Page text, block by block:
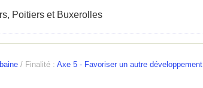
Poitiers et Buxerolles
/ Finalité : Axe 5 - Favoriser un autre développement